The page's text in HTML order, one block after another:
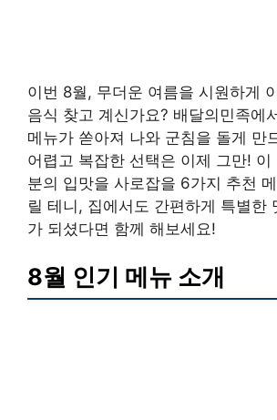
이번 8월, 무더운 여름을 시원하게
음식 찾고 계신가요? 배달의민족에
메뉴가 쏟아져 나와 군침을 돌게 만
어렵고 복잡한 선택은 이제 그만! 이
분의 입맛을 사로잡을 6가지 추천
릴 테니, 집에서도 간편하게 특별한
가 되셨다면 함께 해보세요!
8월 인기 메뉴 소개